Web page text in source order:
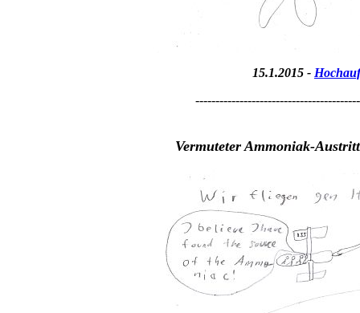
15.1.2015 -
Vermuteter Ammoniak-